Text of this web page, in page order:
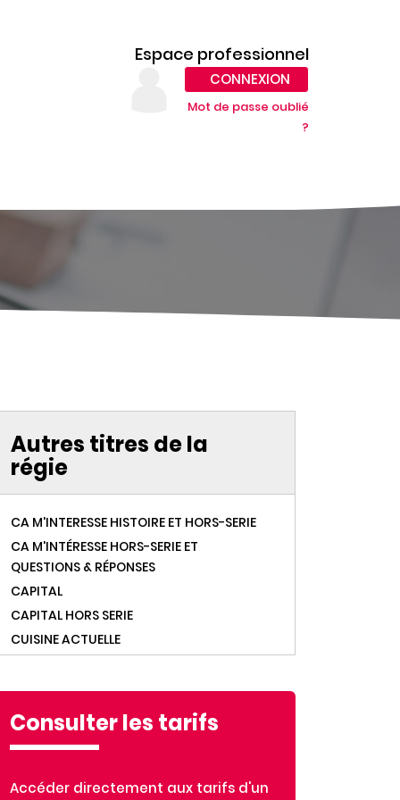
Espace professionnel
CONNEXION
Mot de passe oublié
?
Autres titres de la
régie
CA M'INTERESSE HISTOIRE ET HORS-SERIE
CA M'INTÉRESSE HORS-SERIE ET
QUESTIONS & RÉPONSES
CAPITAL
CAPITAL HORS SERIE
CUISINE ACTUELLE
CUISINEAZ
DR GOOD HORS SERIE
DR. GOOD
FEMME ACTUELLE
Consulter les tarifs
Accéder directement aux tarifs d'un